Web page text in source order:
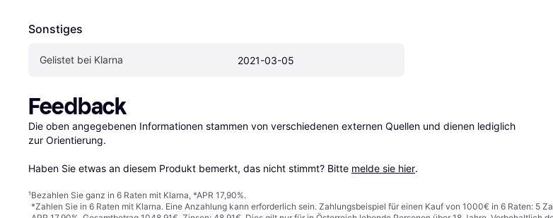
Sonstiges
Gelistet bei Klarna 2021-03-05
Feedback
Die oben angegebenen Informationen stammen von verschiedenen externen Quellen und dienen lediglich
zur Orientierung.
Haben Sie etwas an diesem Produkt bemerkt, das nicht stimmt? Bitte melde sie hier.
¹Bezahlen Sie ganz in 6 Raten mit Klarna, *APR 17,90%.
*Zahlen Sie in 6 Raten mit Klarna. Eine Anzahlung kann erforderlich sein. Zahlungsbeispiel für einen Kauf von 1000€ in 6 Raten: 5